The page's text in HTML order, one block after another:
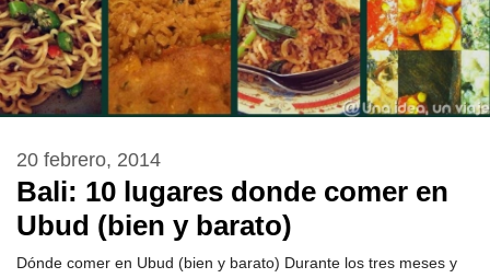
Bali: 10 lugares donde comer en
Ubud (bien y barato)
20 febrero, 2014
Dónde comer en Ubud (bien y barato) Durante los tres meses y